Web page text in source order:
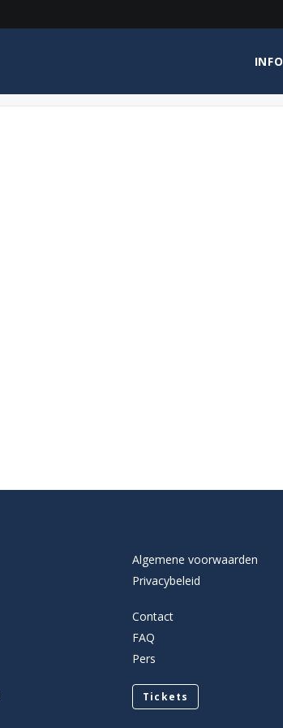
INFO
Algemene voorwaarden
Privacybeleid
Contact
FAQ
Pers
Tickets